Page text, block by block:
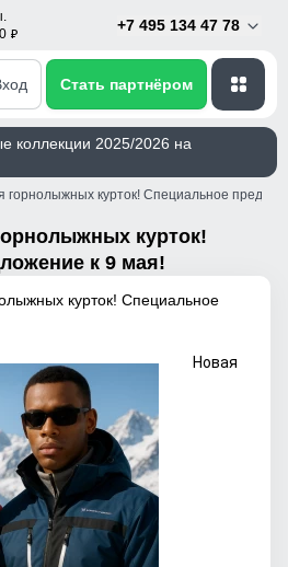
p
+7 495 134 47 78
Стать партнёром
коллекции 2025/2026 на
горнолыжных курток! Специальное
курток!
к 9 мая!
курток! Специальное
Новая